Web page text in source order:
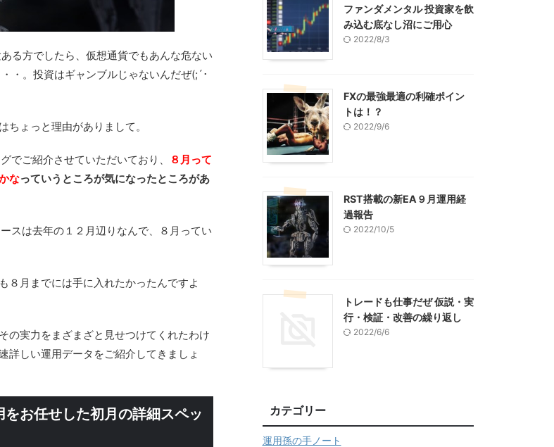
る方でしたら、仮想通貨でもあんな危ない
・。投資はギャンブルじゃないんだぜ(;´･
ょっと理由がありまして。
でご紹介させていただいており、
８月って
なっていうところが気になったところがあ
スは去年の１２月辺りなんで、８月ってい
８月までには手に入れたかったんですよ
の実力をまざまざと見せつけてくれたわけ
詳しい運用データをご紹介してきましょ
お任せした初月の詳細スペッ
ファンダメンタル 投資家を飲
み込む底なし沼にご用心
2022/8/3
FXの最強最適の利確ポイン
トは！？
2022/9/6
RST搭載の新EA９月運用経
過報告
2022/10/5
トレードも仕事だぜ 仮説・実
行・検証・改善の繰り返し
2022/6/6
カテゴリー
運用孫の手ノート